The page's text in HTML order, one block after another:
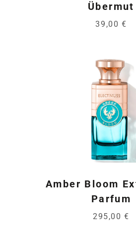
Übermut
39,00 €
Amber Bloom
Parfum
295,00 €